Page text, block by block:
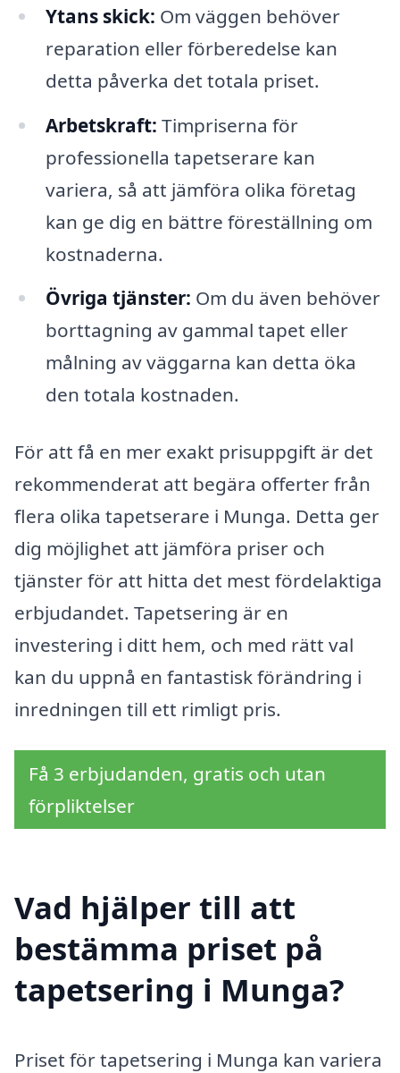
Ytans skick: Om väggen behöver
reparation eller förberedelse kan
detta påverka det totala priset.
Arbetskraft: Timpriserna för
professionella tapetserare kan
variera, så att jämföra olika företag
kan ge dig en bättre föreställning om
kostnaderna.
Övriga tjänster: Om du även behöver
borttagning av gammal tapet eller
målning av väggarna kan detta öka
den totala kostnaden.
För att få en mer exakt prisuppgift är det
rekommenderat att begära offerter från
flera olika tapetserare i Munga. Detta ger
dig möjlighet att jämföra priser och
tjänster för att hitta det mest fördelaktiga
erbjudandet. Tapetsering är en
investering i ditt hem, och med rätt val
kan du uppnå en fantastisk förändring i
inredningen till ett rimligt pris.
Få 3 erbjudanden, gratis och utan
förpliktelser
Vad hjälper till att
bestämma priset på
tapetsering i Munga?
Priset för tapetsering i Munga kan variera